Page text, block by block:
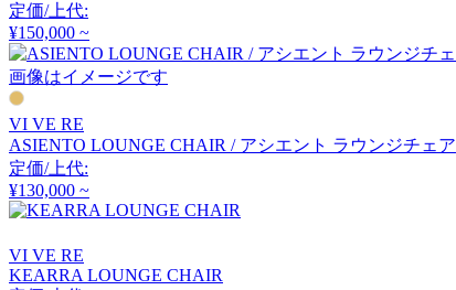
AZUMAYA
アズマヤ
B-LINE
ビーライン
B.C. SAN MICHELE
定価/上代:
¥150,000 ~
画像はイメージです
VI VE RE
ASIENTO LOUNGE CHAIR / アシエント ラウンジチェア
定価/上代:
¥130,000 ~
VI VE RE
KEARRA LOUNGE CHAIR